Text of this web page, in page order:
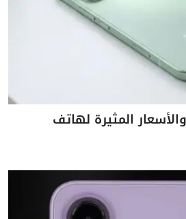
المثيرة لهاتف